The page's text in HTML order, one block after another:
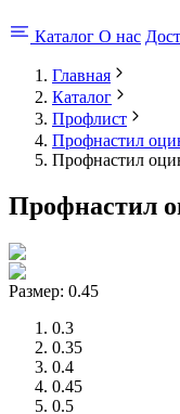
Каталог О нас
Главная
Каталог
Профлист
Профнастил
Профнастил
Профнастил
Размер: 0.45
0.3
0.35
0.4
0.45
0.5